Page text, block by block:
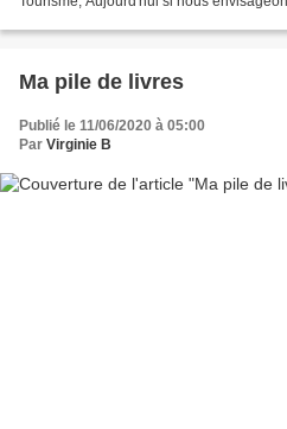
Ma pile de livres
Publié le 11/06/2020 à 05:00
Par Virginie B